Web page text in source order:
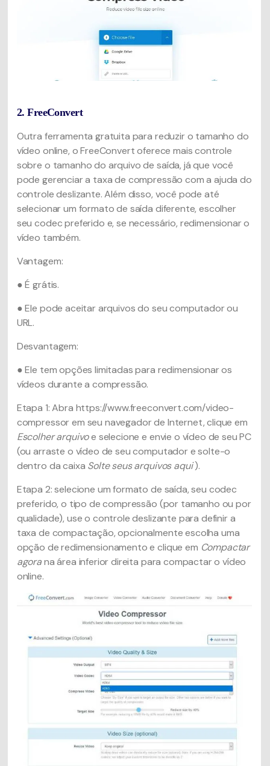
2. FreeConvert
Outra ferramenta gratuita para reduzir o tamanho do
vídeo online, o FreeConvert oferece mais controle
sobre o tamanho do arquivo de saída, já que você
pode gerenciar a taxa de compressão com a ajuda do
controle deslizante. Além disso, você pode até
selecionar um formato de saída diferente, escolher
seu codec preferido e, se necessário, redimensionar o
vídeo também.
Vantagem:
● É grátis.
● Ele pode aceitar arquivos do seu computador ou
URL.
Desvantagem:
● Ele tem opções limitadas para redimensionar os
vídeos durante a compressão.
Etapa 1: Abra https://www.freeconvert.com/video-
compressor em seu navegador de Internet, clique em
Escolher arquivoe selecione e envie o vídeo de seu PC
(ou arraste o vídeo de seu computador e solte-o
dentro da caixa Solte seus arquivos aqui).
Etapa 2: selecione um formato de saída, seu codec
preferido, o tipo de compressão (por tamanho ou por
qualidade), use o controle deslizante para definir a
taxa de compactação, opcionalmente escolha uma
opção de redimensionamento e clique em Compactar
agorana área inferior direita para compactar o vídeo
online.